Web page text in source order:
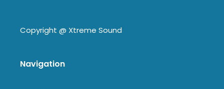
Copyright @ Xtreme Sound
Navigation